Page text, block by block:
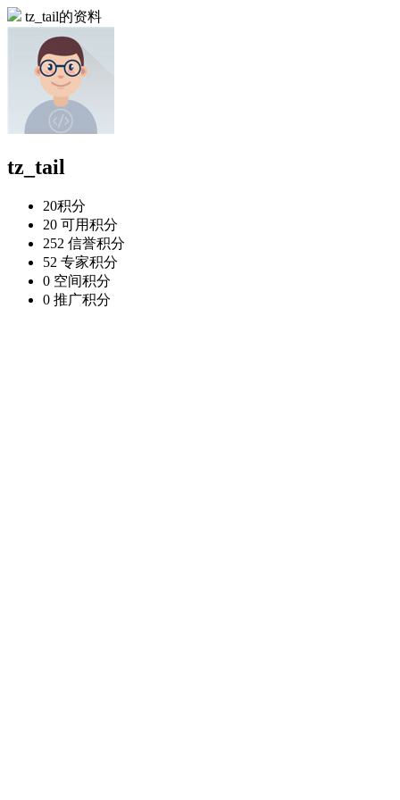
tz_tail的资料
tz_tail
20积分
20 可用积分
252 信誉积分
52 专家积分
0 空间积分
0 推广积分